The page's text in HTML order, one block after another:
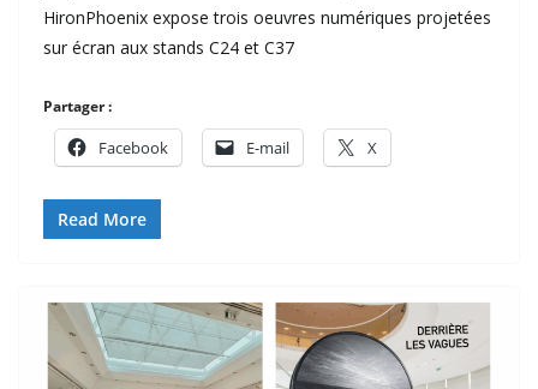
HironPhoenix expose trois oeuvres numériques projetées
sur écran aux stands C24 et C37
Partager :
Facebook E-mail X
Read More